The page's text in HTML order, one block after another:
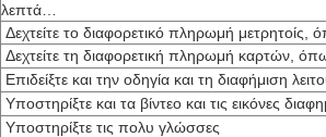
λεπτά…
Δεχτείτε το διαφορετικό πληρωμή
Δεχτείτε τη διαφορετική πληρωμή καρτών,
Επιδείξτε και την οδηγία και τη διαφήμιση
Υποστηρίξτε και τα βίντεο και τις εικόνες
Υποστηρίξτε τις πολυ γλώσσες